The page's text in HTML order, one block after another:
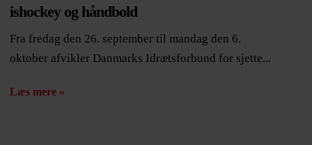
ishockey og håndbold
Fra fredag den 26. september til mandag den 6.
oktober afvikler Danmarks Idrætsforbund for sjette...
Læs mere »